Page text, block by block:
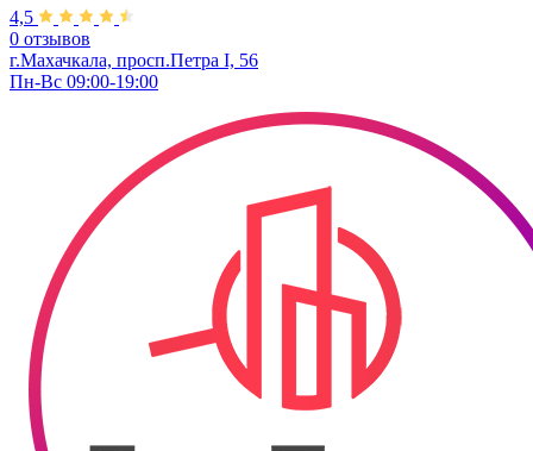
4,5
0 отзывов
г.Махачкала, просп.Петра I, 56
Пн-Вс 09:00-19:00